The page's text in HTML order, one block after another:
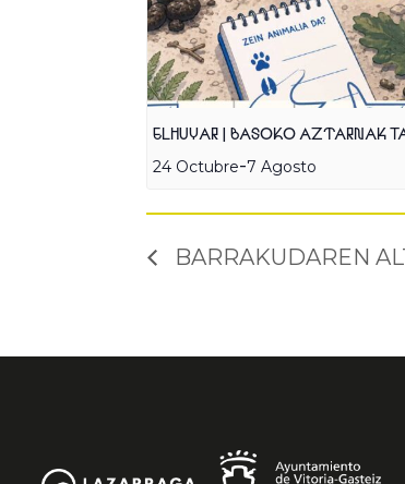
ELHUYAR | BASOKO AZTARNAK
24 Octubre-7 Agosto
BARRAKUDAREN